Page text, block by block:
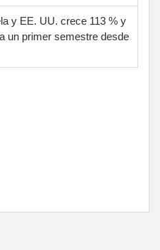
y EE. UU. crece 113 % y
un primer semestre desde